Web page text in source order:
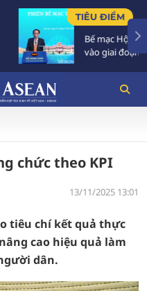
giao 33: Đối ngoại bước
động mới
chức theo KPI
13/11/2025 13:01
tiêu chí kết quả thực
cao hiệu quả làm
dân.